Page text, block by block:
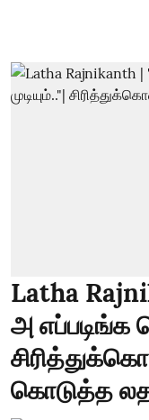
Latha
அ எப்படிங்க
கொடுத்த